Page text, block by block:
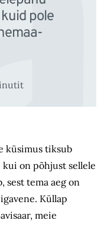
pole
küsimus tiksub
on põhjust sellele
sest tema aeg on
Küllap
meie